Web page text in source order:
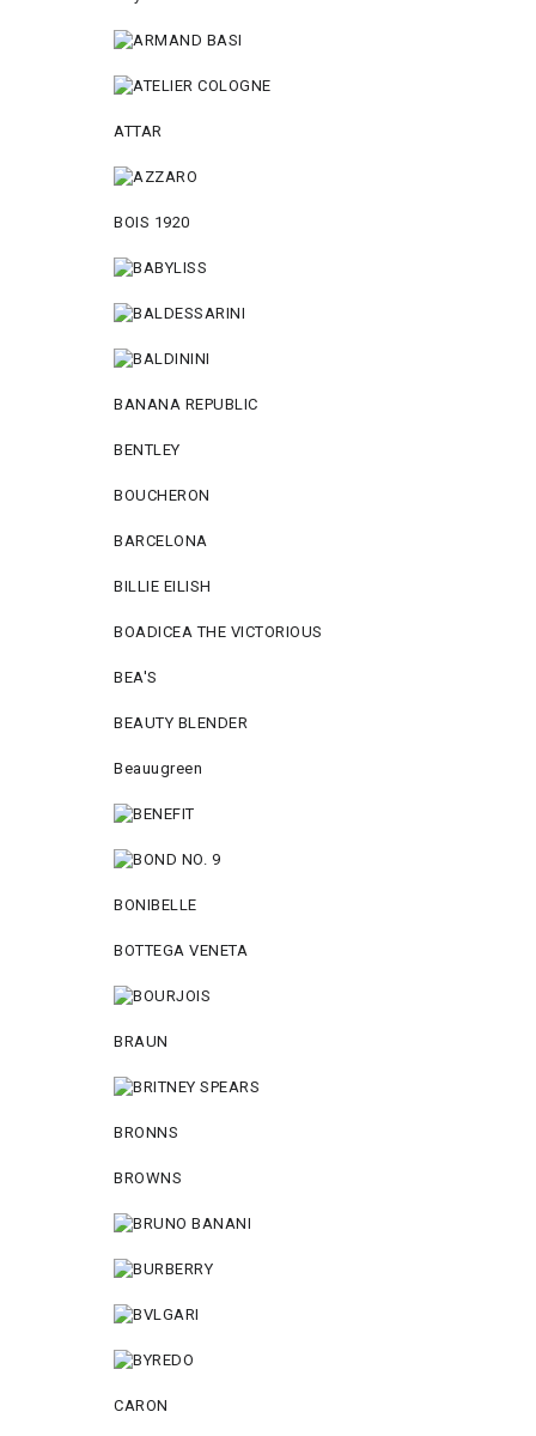
ATTAR
BOIS 1920
BANANA REPUBLIC
BENTLEY
BOUCHERON
BARCELONA
BILLIE EILISH
BOADICEA THE VICTORIOUS
BEA'S
BEAUTY BLENDER
Beauugreen
BONIBELLE
BOTTEGA VENETA
BRAUN
BRONNS
BROWNS
CARON